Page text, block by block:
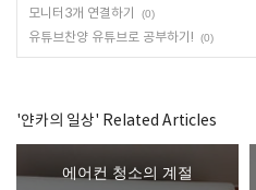
모니터3개 연결하기 (0)
유튜브찬양 유튜브로 공부하기! (0)
'얀카의 일상' Related Articles
에어컨 청소의 계절